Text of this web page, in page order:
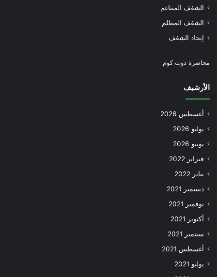
الشغف المتناغم
الشغف المظلم
إيجاد الشغف
محاضرة دوت كوم
الأرشيف
أغسطس 2026
يوليو 2026
يونيو 2026
فبراير 2022
يناير 2022
ديسمبر 2021
نوفمبر 2021
أكتوبر 2021
سبتمبر 2021
أغسطس 2021
يوليو 2021